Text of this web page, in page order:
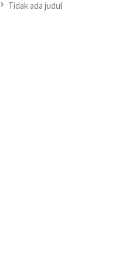
Tidak ada judul